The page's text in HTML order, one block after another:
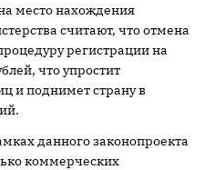
место нахождения
считают, что отмена
регистрации на
что упростит
и поднимет страну в
данного законопроекта
коммерческих